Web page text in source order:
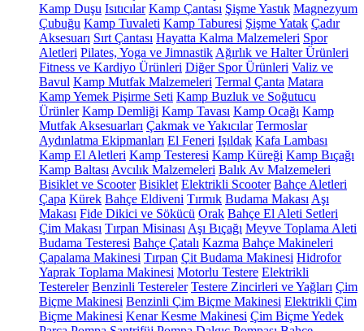
Kamp Duşu Isıtıcılar Kamp Çantası Şişme Yastık Magnezyum
Çubuğu Kamp Tuvaleti Kamp Taburesi Şişme Yatak Çadır
Aksesuarı Sırt Çantası Hayatta Kalma Malzemeleri Spor
Aletleri Pilates, Yoga ve Jimnastik Ağırlık ve Halter Ürünleri
Fitness ve Kardiyo Ürünleri Diğer Spor Ürünleri Valiz ve
Bavul Kamp Mutfak Malzemeleri Termal Çanta Matara
Kamp Yemek Pişirme Seti Kamp Buzluk ve Soğutucu
Ürünler Kamp Demliği Kamp Tavası Kamp Ocağı Kamp
Mutfak Aksesuarları Çakmak ve Yakıcılar Termoslar
Aydınlatma Ekipmanları El Feneri Işıldak Kafa Lambası
Kamp El Aletleri Kamp Testeresi Kamp Küreği Kamp Bıçağı
Kamp Baltası Avcılık Malzemeleri Balık Av Malzemeleri
Bisiklet ve Scooter Bisiklet Elektrikli Scooter Bahçe Aletleri
Çapa Kürek Bahçe Eldiveni Tırmık Budama Makası Aşı
Makası Fide Dikici ve Sökücü Orak Bahçe El Aleti Setleri
Çim Makası Tırpan Misinası Aşı Bıçağı Meyve Toplama Aleti
Budama Testeresi Bahçe Çatalı Kazma Bahçe Makineleri
Çapalama Makinesi Tırpan Çit Budama Makinesi Hidrofor
Yaprak Toplama Makinesi Motorlu Testere Elektrikli
Testereler Benzinli Testereler Testere Zincirleri ve Yağları Çim
Biçme Makinesi Benzinli Çim Biçme Makinesi Elektrikli Çim
Biçme Makinesi Kenar Kesme Makinesi Çim Biçme Yedek